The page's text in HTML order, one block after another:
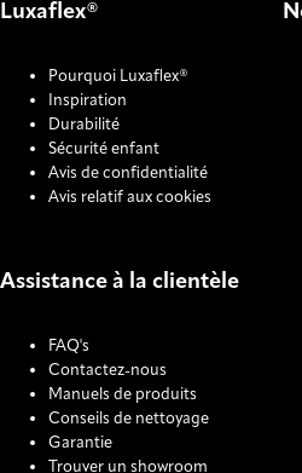
Luxaflex®
Pourquoi Luxaflex®
Inspiration
Durabilité
Sécurité enfant
Avis de confidentialité
Avis relatif aux cookies
Assistance à la clientèle
FAQ's
Contactez-nous
Manuels de produits
Conseils de nettoyage
Garantie
Trouver un showroom